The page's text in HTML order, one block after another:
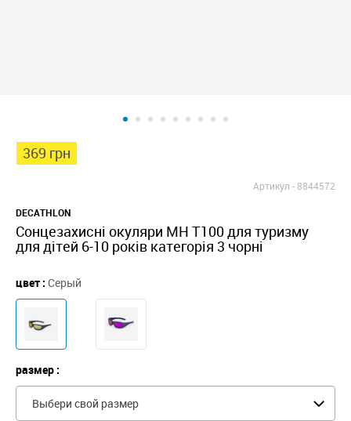
369 грн
Артикул -8844572
DECATHLON
Сонцезахисні окуляри MH T100 для туризму
для дітей 6-10 років категорія 3 чорні
цвет : Серый
размер :
Выбери свой размер